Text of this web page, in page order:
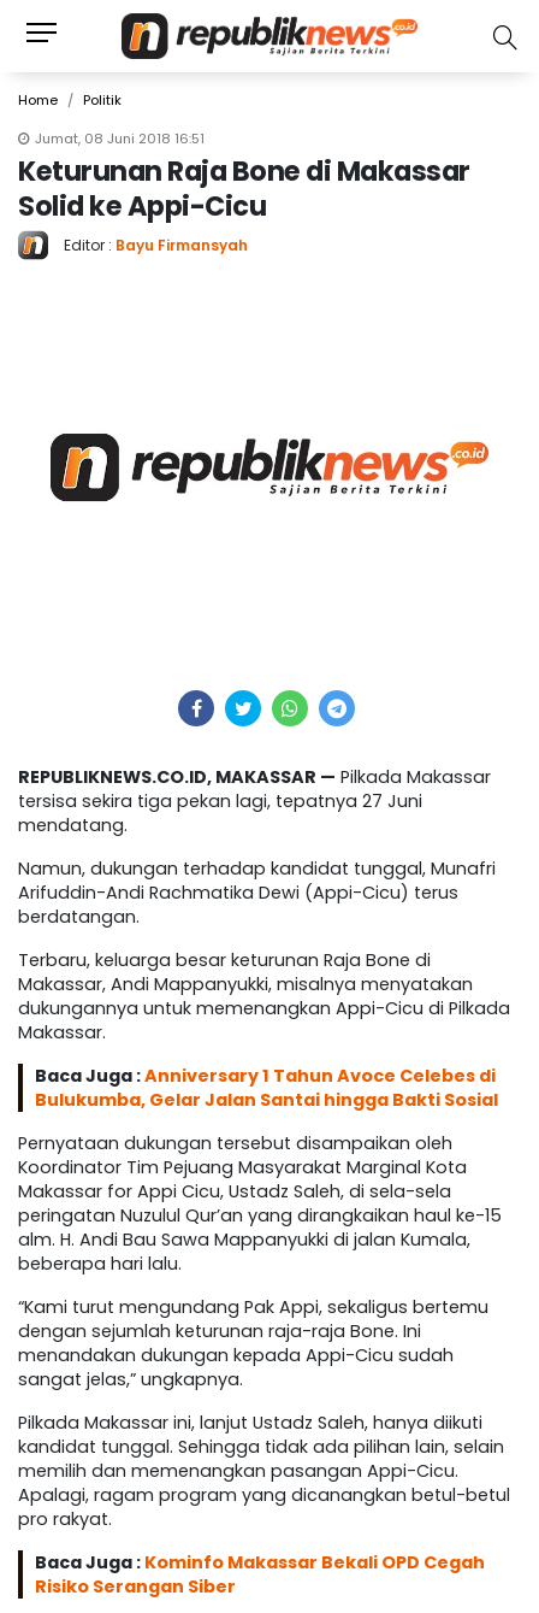
Home
Politik
Jumat, 08 Juni 2018 16:51
Keturunan Raja Bone di Makassar
Solid ke Appi-Cicu
Editor : Bayu Firmansyah
REPUBLIKNEWS.CO.ID, MAKASSAR — Pilkada Makassar
tersisa sekira tiga pekan lagi, tepatnya 27 Juni
mendatang.
Namun, dukungan terhadap kandidat tunggal, Munafri
Arifuddin-Andi Rachmatika Dewi (Appi-Cicu) terus
berdatangan.
Terbaru, keluarga besar keturunan Raja Bone di
Makassar, Andi Mappanyukki, misalnya menyatakan
dukungannya untuk memenangkan Appi-Cicu di Pilkada
Makassar.
Baca Juga :Anniversary 1 Tahun Avoce Celebes di
Bulukumba, Gelar Jalan Santai hingga Bakti Sosial
Pernyataan dukungan tersebut disampaikan oleh
Koordinator Tim Pejuang Masyarakat Marginal Kota
Makassar for Appi Cicu, Ustadz Saleh, di sela-sela
peringatan Nuzulul Qur’an yang dirangkaikan haul ke-15
alm. H. Andi Bau Sawa Mappanyukki di jalan Kumala,
beberapa hari lalu.
“Kami turut mengundang Pak Appi, sekaligus bertemu
dengan sejumlah keturunan raja-raja Bone. Ini
menandakan dukungan kepada Appi-Cicu sudah
sangat jelas,” ungkapnya.
Pilkada Makassar ini, lanjut Ustadz Saleh, hanya diikuti
kandidat tunggal. Sehingga tidak ada pilihan lain, selain
memilih dan memenangkan pasangan Appi-Cicu.
Apalagi, ragam program yang dicanangkan betul-betul
pro rakyat.
Baca Juga : Kominfo Makassar Bekali OPD Cegah
Risiko Serangan Siber